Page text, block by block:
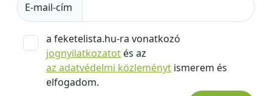
E-mail-cím
a feketelista.hu-ra vonatkozó
jognyilatkozatot és az
az adatvédelmi közleményt ismerem és
elfogadom.